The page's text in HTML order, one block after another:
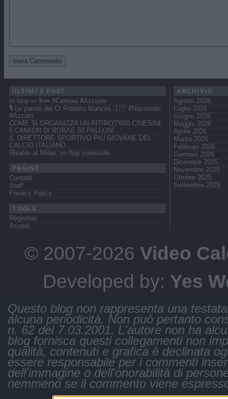
ULTIMI 5 POST
In loop 👀🎯⏮️ #Cernoia #Azzurre
🎙️ Le parole del Ct Roberto Mancini 🇮🇹 #Nazionale
#Azzurri
COME SI ORGANIZZA UN RITIRO?”600 CINESINI,
5 CAMION DI ROBAE 50 PALLONI…”
IL DIRETTORE SPORTIVO PIÙ GIOVANE DEL
CALCIO ITALIANO
Rivaldo al Milan: un flop colossale
PAGINE
Contatti
Staff
Privacy Policy
TOOLS
Registrati
Accedi
ARCHIVIO
Agosto 2026
Luglio 2026
Giugno 2026
Maggio 2026
Aprile 2026
Marzo 2026
Febbraio 2026
Gennaio 2026
Dicembre 2025
Novembre 2025
Ottobre 2025
Settembre 2025
© 2007-2026 Video
Developed by: Yes
Questo blog non rappresenta una
alcuna periodicità. Non può pertanto
n. 62 del 7.03.2001. L'autore non ha
blog fornisca questi collegamenti non
qualità, contenuti e grafica è declinata
essere responsabile per i commenti
dell'immagine o dell'onorabilità di
nemmeno se il commento viene